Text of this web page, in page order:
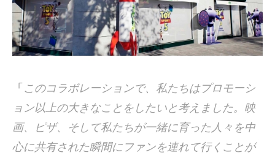
「このコラボレーションで、私たちはプロモーシ
ョン以上の大きなことをしたいと考えました。映
画、ピザ、そして私たちが一緒に育った人々を中
心に共有された瞬間にファンを連れて行くことが